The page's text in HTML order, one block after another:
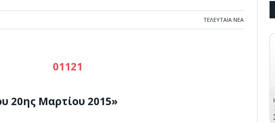
ΤΕΛΕΥΤΑΙΑ ΝΕΑ
20ης Μαρτίου 2015»